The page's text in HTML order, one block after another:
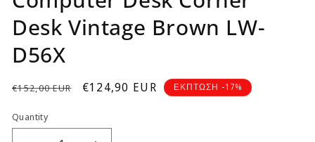
Desk Vintage Brown LW-
D56X
Regular
€152,00 EUR
Sale
€124,90 EUR ΕΚΠΤΩΣΗ -17%
Quantity